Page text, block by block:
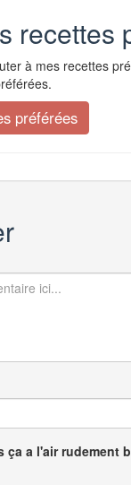
recettes
à mes recettes
ça a l'air rudement